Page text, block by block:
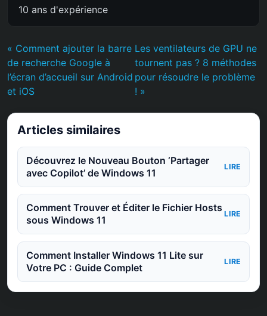
10 ans d'expérience
« Comment ajouter la barre
de recherche Google à
l’écran d’accueil sur Android
et iOS
Les ventilateurs de GPU ne
tournent pas ? 8 méthodes
pour résoudre le problème
! »
Articles similaires
Découvrez le Nouveau Bouton ‘Partager
avec Copilot’ de Windows 11
LIRE
Comment Trouver et Éditer le Fichier Hosts
sous Windows 11
LIRE
Comment Installer Windows 11 Lite sur
Votre PC : Guide Complet
LIRE